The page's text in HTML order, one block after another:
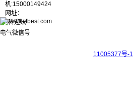
机:15000149424
网址：
www.kyfbest.com
11005377号-1